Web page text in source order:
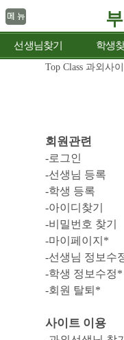
선생님찾기 학생찾
Top Class 과외사
회원관련
-로그인
-선생님 등록
-학생 등록
-아이디찾기
-비밀번호 찾기
-마이페이지*
-선생님 정보수
-학생 정보수정*
-회원 탈퇴*
사이트 이용